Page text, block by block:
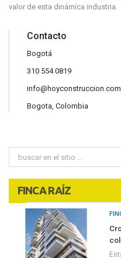
valor de esta dinámica industria.
Contacto
Bogotá
310 554 0819
info@hoyconstruccion.com
Bogota, Colombia
FINCA RAÍZ